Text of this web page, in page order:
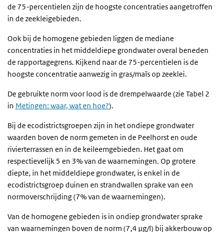
de 75-percentielen zijn de hoogste concentraties aangetroffen
in de zeekleigebieden.
Ook bij de homogene gebieden liggen de mediane
concentraties in het middeldiepe grondwater overal beneden
de rapportagegrens. Kijkend naar de 75-percentielen is de
hoogste concentratie aanwezig in gras/maïs op zeeklei.
De gebruikte norm voor lood is de drempelwaarde (zie Tabel 2
in Metingen: waar, wat en hoe?).
Bij de ecodistrictsgroepen zijn in het ondiepe grondwater
waarden boven de norm gemeten in de Peelhorst en oude
rivierterrassen en in de keileemgebieden. Het gaat om
respectievelijk 5 en 3% van de waarnemingen. Op grotere
diepte, in het middeldiepe grondwater, is enkel in de
ecodistrictsgroep duinen en strandwallen sprake van een
normoverschrijding (7% van de waarnemingen).
Van de homogene gebieden is in ondiep grondwater sprake
van waarnemingen boven de norm (7,4 µg/l) bij akkerbouw op